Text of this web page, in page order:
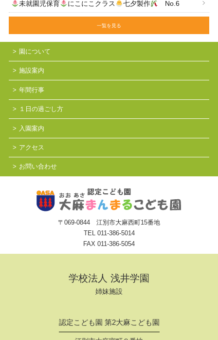
未就園児保育 にこにこクラス 七夕製作 No.6
一覧を見る
園について
施設案内
年間行事
１日の過ごし方
入園案内
アクセス
お問い合わせ
〒069-0844 江別市大麻西町15番地
TEL 011-386-5014
FAX 011-386-5054
学校法人 浅井学園
姉妹施設
認定こども園 第2大麻こども園